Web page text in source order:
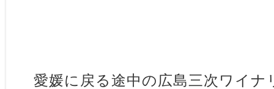
愛媛に戻る途中の広島三次ワイナ